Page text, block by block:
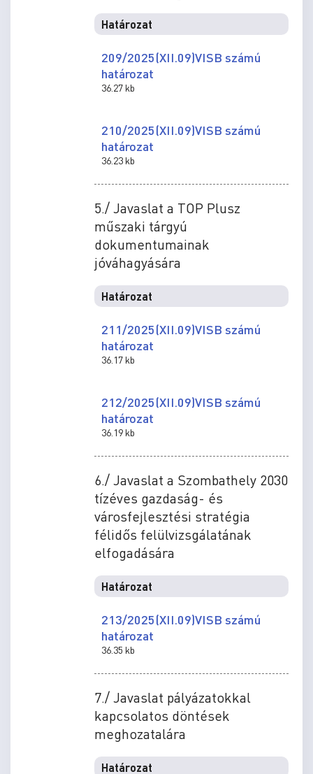
Határozat
209/2025(XII.09)VISB számú
határozat
36.27 kb
210/2025(XII.09)VISB számú
határozat
36.23 kb
5./ Javaslat a TOP Plusz
műszaki tárgyú
dokumentumainak
jóváhagyására
Határozat
211/2025(XII.09)VISB számú
határozat
36.17 kb
212/2025(XII.09)VISB számú
határozat
36.19 kb
6./ Javaslat a Szombathely 2030
tízéves gazdaság- és
városfejlesztési stratégia
félidős felülvizsgálatának
elfogadására
Határozat
213/2025(XII.09)VISB számú
határozat
36.35 kb
7./ Javaslat pályázatokkal
kapcsolatos döntések
meghozatalára
Határozat